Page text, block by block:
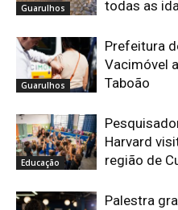
Guarulhos
todas as
Guarulhos
Prefeitura
Vacimóvel
Taboão
Educação
Harvard
região de
Palestra